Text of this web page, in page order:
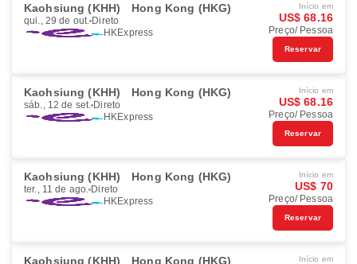
Kaohsiung (KHH) Hong Kong (HKG)
qui., 29 de out. Direto
HKExpress
Início em
US$ 68.16
Preço/ Pessoa
Reservar
Kaohsiung (KHH) Hong Kong (HKG)
sáb., 12 de set. Direto
HKExpress
Início em
US$ 68.16
Preço/ Pessoa
Reservar
Kaohsiung (KHH) Hong Kong (HKG)
ter., 11 de ago. Direto
HKExpress
Início em
US$ 70
Preço/ Pessoa
Reservar
Kaohsiung (KHH) Hong Kong (HKG) Início em